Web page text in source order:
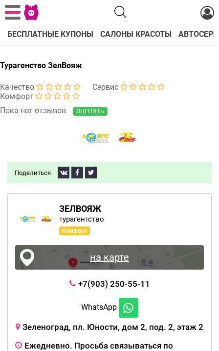
БЕСПЛАТНЫЕ КУПОНЫ САЛОНЫ КРАСОТЫ
Турагенство ЗелВояж
Качество
Сервис
Комфорт
Пока нет отзывов
ОЦЕНИТЬ
Поделиться
ЗЕЛВОЯЖ
турагентство
Комфорт
на карте
+7(903) 250-55-11
WhatsApp
Зеленоград, пл. Юности, дом 2, под. 2, этаж 2
Ежедневно. Просьба связываться по